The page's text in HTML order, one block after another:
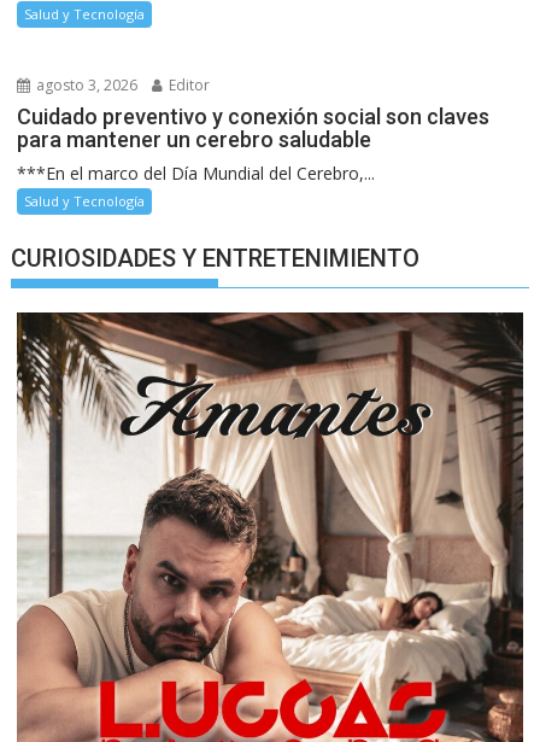
Salud y Tecnología
agosto 3, 2026 Editor
Cuidado preventivo y conexión social son claves
para mantener un cerebro saludable
***En el marco del Día Mundial del Cerebro,...
Salud y Tecnología
CURIOSIDADES Y ENTRETENIMIENTO